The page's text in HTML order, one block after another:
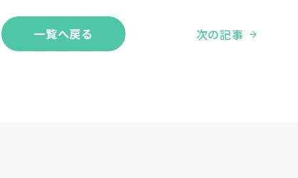
一覧へ戻る 次の記事